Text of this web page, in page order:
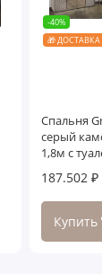
-40%
🎁
Спальня
серый
1,8м с
187.502 ₽
Купить